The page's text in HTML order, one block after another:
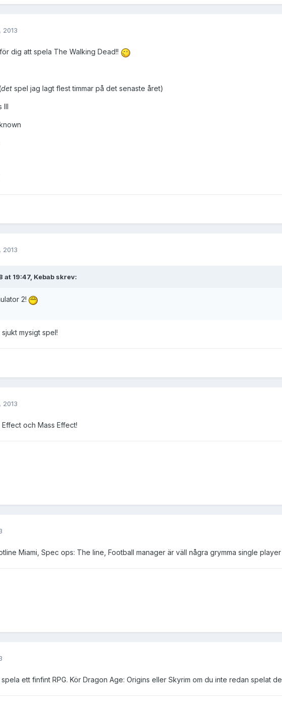
2013
dig att spela The Walking Dead!!
det spel jag lagt flest timmar på det senaste året)
III
2013
19:47, Kebab skrev:
2!
mysigt spel!
2013
och Mass Effect!
Miami, Spec ops: The line, Football manager är väll några grymma single
ett finfint RPG. Kör Dragon Age: Origins eller Skyrim om du inte redan spelat